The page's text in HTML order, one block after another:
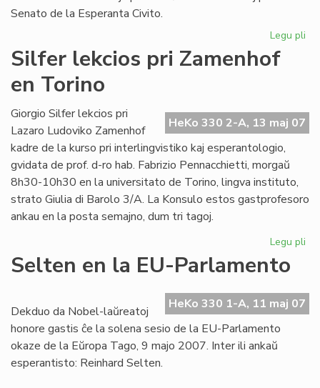
Senato de la Esperanta Civito.
Legu pli
Silfer lekcios pri Zamenhof
en Torino
HeKo 330 2-A, 13 maj 07
Giorgio Silfer lekcios pri
Lazaro Ludoviko Zamenhof
kadre de la kurso pri interlingvistiko kaj esperantologio,
gvidata de prof. d-ro hab. Fabrizio Pennacchietti, morgaŭ
8h30-10h30 en la universitato de Torino, lingva instituto,
strato Giulia di Barolo 3/A. La Konsulo estos gastprofesoro
ankau en la posta semajno, dum tri tagoj.
Legu pli
en
Selten en la EU-Parlamento
HeKo 330 1-A, 11 maj 07
Dekduo da Nobel-laŭreatoj
honore gastis ĉe la solena sesio de la EU-Parlamento
okaze de la Eŭropa Tago, 9 majo 2007. Inter ili ankaŭ
esperantisto: Reinhard Selten.